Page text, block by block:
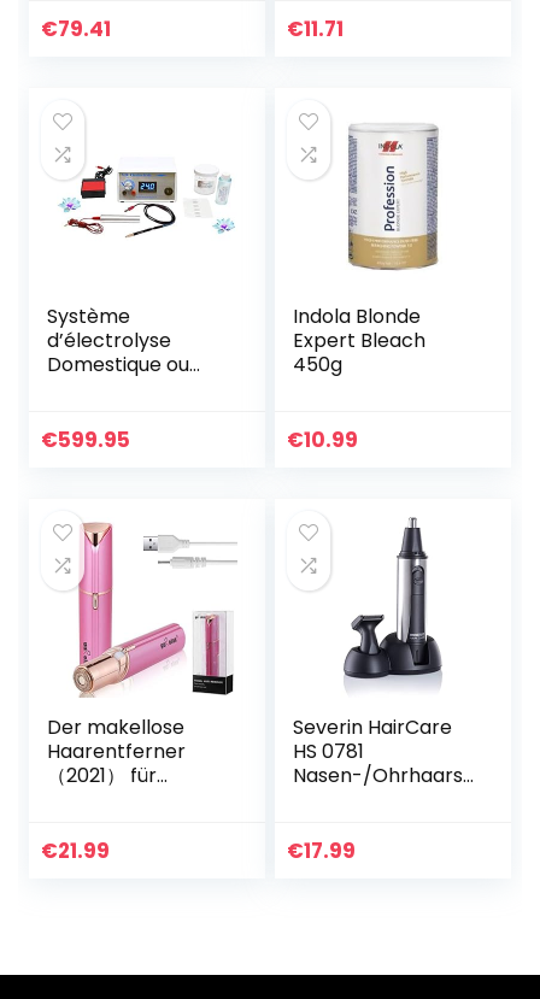
(Mini 100)
€79.41
150 Gramm Total
€11.71
Système
d’électrolyse
Domestique ou
permanente avec
€599.95
Indola Blonde
Expert Bleach
450g
€10.99
Der makellose
Haarentferner
（2021） für
USB-Rasierer für
Oberhaar mit
€21.99
Severin HairCare
HS 0781
Nasen-/Ohrhaars
| 1er Pack
€17.99